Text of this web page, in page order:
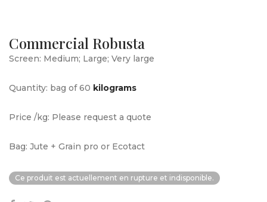
Commercial Robusta
Screen: Medium; Large; Very large
Quantity: bag of 60 kilograms
Price /kg: Please request a quote
Bag: Jute + Grain pro or Ecotact
Ce produit est actuellement en rupture et indisponible.